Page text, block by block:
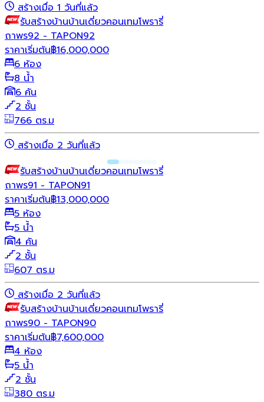
สร้างเมื่อ 1 วันที่แล้ว
รับสร้างบ้านบ้านเดี่ยวคอนเทมโพรารี่
ถาพร92 - TAPON92
ราคาเริ่มต้น฿16,000,000
6 ห้อง
8 น้ำ
6 คัน
2 ชั้น
766 ตร.ม
สร้างเมื่อ 2 วันที่แล้ว
รับสร้างบ้านบ้านเดี่ยวคอนเทมโพรารี่
ถาพร91 - TAPON91
ราคาเริ่มต้น฿13,000,000
5 ห้อง
5 น้ำ
4 คัน
2 ชั้น
607 ตร.ม
สร้างเมื่อ 2 วันที่แล้ว
รับสร้างบ้านบ้านเดี่ยวคอนเทมโพรารี่
ถาพร90 - TAPON90
ราคาเริ่มต้น฿7,600,000
4 ห้อง
5 น้ำ
2 ชั้น
380 ตร.ม